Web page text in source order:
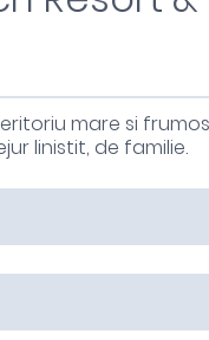
mare si
linistit, de familie.